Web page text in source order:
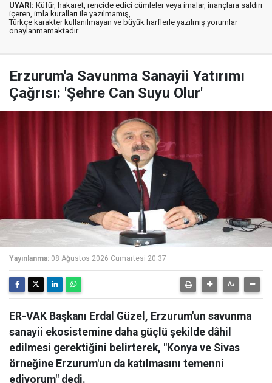
UYARI: Küfür, hakaret, rencide edici cümleler veya imalar, inançlara saldırı
içeren, imla kuralları ile yazılmamış,
Türkçe karakter kullanılmayan ve büyük harflerle yazılmış yorumlar
onaylanmamaktadır.
Erzurum'a Savunma Sanayii Yatırımı
Çağrısı: 'Şehre Can Suyu Olur'
Yayınlanma: 08 Ağustos 2026 Cumartesi 20:37
ER-VAK Başkanı Erdal Güzel, Erzurum'un savunma
sanayii ekosistemine daha güçlü şekilde dâhil
edilmesi gerektiğini belirterek, "Konya ve Sivas
örneğine Erzurum'un da katılmasını temenni
ediyorum" dedi.